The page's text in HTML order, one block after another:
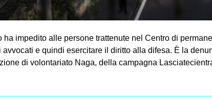
ha impedito alle persone trattenute nel Centro di
avvocati e quindi esercitare il diritto alla difesa. È la
di volontariato Naga, della campagna